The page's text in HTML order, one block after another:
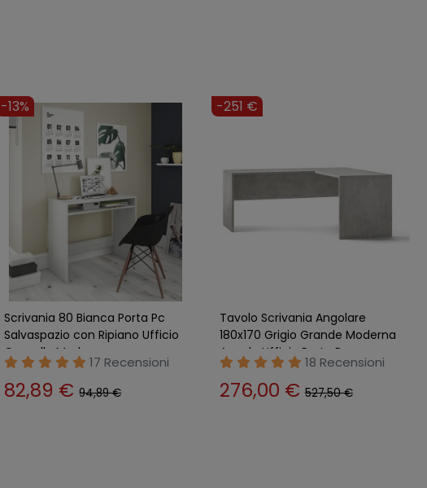
-153 €
Tavolo Piano Scrivania 150 cm
Bianca Grande Moderna Ufficio
Cameretta Computer
9 Recensioni
142,00 €295,00 €
-153 €
Tavolo Kit Scrivania 150 cm
Olmo Grande Moderna da
Ufficio Cameretta Porta Pc
14 Recensioni
142,00 € 295,00 €